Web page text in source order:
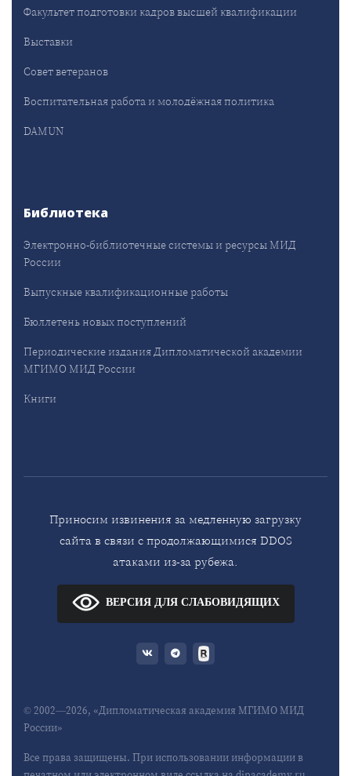
Факультет подготовки кадров высшей квалификации
Выставки
Совет ветеранов
Воспитательная работа и молодёжная политика
DAMUN
Библиотека
Электронно-библиотечные системы и ресурсы МИД
России
Выпускные квалификационные работы
Бюллетень новых поступлений
Периодические издания Дипломатической академии
МГИМО МИД России
Книги
Приносим извинения за медленную загрузку
сайта в связи с продолжающимися DDOS
атаками из-за рубежа.
ВЕРСИЯ ДЛЯ СЛАБОВИДЯЩИХ
© 2002—2026, «Дипломатическая академия МГИМО МИД
России»
Все права защищены. При использовании информации в